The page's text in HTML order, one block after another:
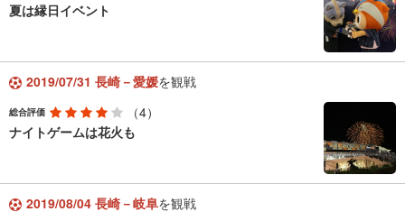
夏は縁日イベント
2019/07/31 長崎－愛媛を観戦
総合評価
（4）
ナイトゲームは花火も
2019/08/04 長崎－岐阜を観戦